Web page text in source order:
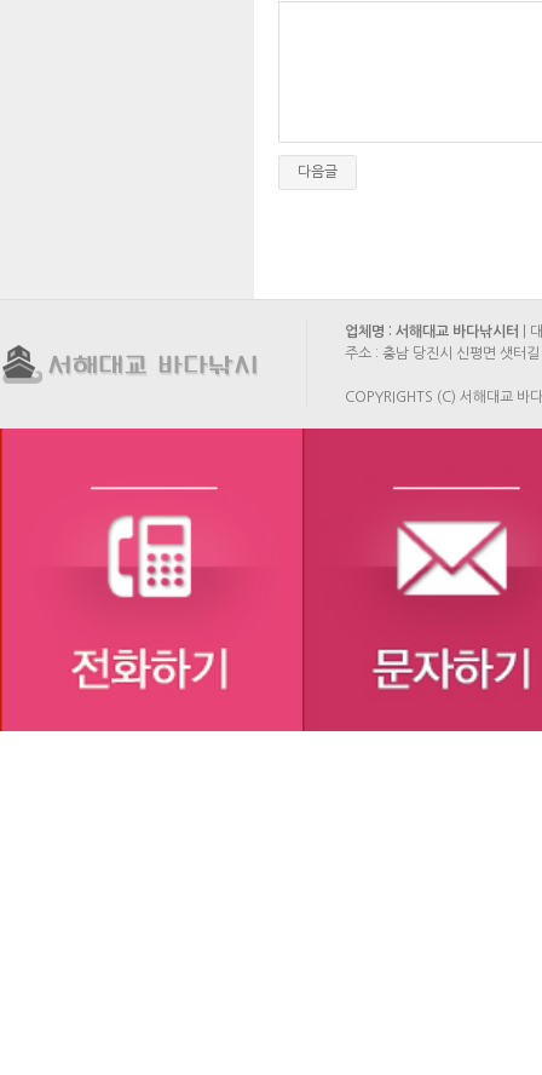
다음글
업체명 : 서해대교 바다낚시터
|
주소 : 충남 당진시 신평면 샛터
COPYRIGHTS (C) 서해대교 바